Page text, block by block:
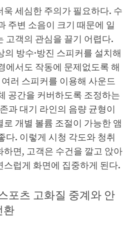
세심한 주의가 필요하다. 수
주변 소음이 크기 때문에 일
고객의 관심을 끌기 어렵다.
의 방수·방진 스피커를 설치해
에서도 작동에 문제없도록 해
러 스피커를 이용해 사운드
공간을 커버하도록 조정하는
과 대기 라인의 음량 균형이
개별 볼륨 조절이 가능한 앰
다. 이렇게 시청 각도와 청취
하면, 고객은 수건을 깔고 앉아
스럽게 화면에 집중하게 된다.
포츠 고화질 중계와 안
환